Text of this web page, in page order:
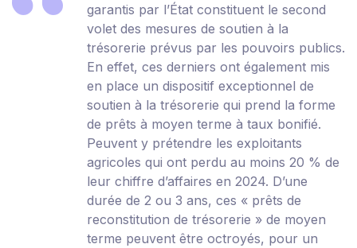
garantis par l’État constituent le second
volet des mesures de soutien à la
trésorerie prévus par les pouvoirs publics.
En effet, ces derniers ont également mis
en place un dispositif exceptionnel de
soutien à la trésorerie qui prend la forme
de prêts à moyen terme à taux bonifié.
Peuvent y prétendre les exploitants
agricoles qui ont perdu au moins 20 % de
leur chiffre d’affaires en 2024. D’une
durée de 2 ou 3 ans, ces « prêts de
reconstitution de trésorerie » de moyen
terme peuvent être octroyés, pour un